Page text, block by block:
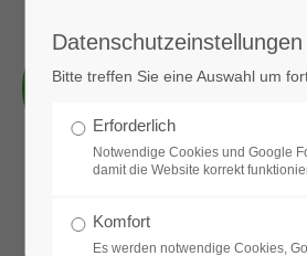
Aktuelle News & Bilder
Datenschutzeinstellungen
Bitte treffen Sie eine Auswahl um
Erforderlich
Notwendige Cookies und Google
damit die Website korrekt
Komfort
Es werden notwendige Cookies,